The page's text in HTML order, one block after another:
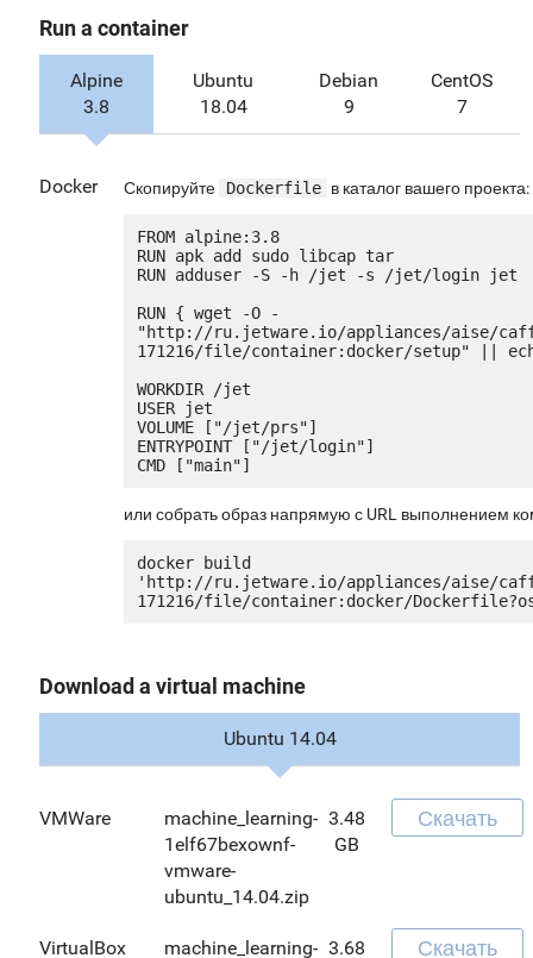
Run a container
Alpine
3.8
Ubuntu
18.04
Debian
9
CentOS
7
Docker Скопируйте Dockerfile в каталог вашего проекта:
FROM alpine:3.8
RUN apk add sudo libcap tar
RUN adduser -S -h /jet -s /jet/login jet
RUN { wget -O -
"http://ru.jetware.io/appliances/aise/
171216/file/container:docker/setup" ||
WORKDIR /jet
USER jet
VOLUME ["/jet/prs"]
ENTRYPOINT ["/jet/login"]
или собрать образ напрямую с URL выполнением
docker build
'http://ru.jetware.io/appliances/aise/
Download a virtual machine
Ubuntu 14.04
VMWare
machine_learning-
1elf67bexownf-
vmware-
ubuntu_14.04.zip
3.48
GB
Скачать
VirtualBox machine_learning- 3.68 Скачать